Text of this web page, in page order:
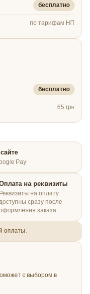
бесплатно
по тарифам НП
бесплатно
65 грн
Pay
на реквизиты
Реквизиты на оплату
сразу после
заказа
оплаты.
с выбором в